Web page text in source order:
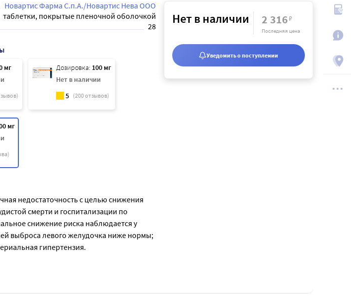
Новартис Фарма С.п.А./Новартис Нева ООО
таблетки, покрытые пленочной оболочкой
28
мг
Дозировка: 100 мг
Нет в наличии
5
(200отзывов)
мг
недостаточность с целью снижения
смерти и госпитализации по
снижение риска наблюдается у
выброса левого желудочка ниже нормы;
гипертензия.
Нет в наличии 2 316₽
Последняя цена
Уведомить о поступлении